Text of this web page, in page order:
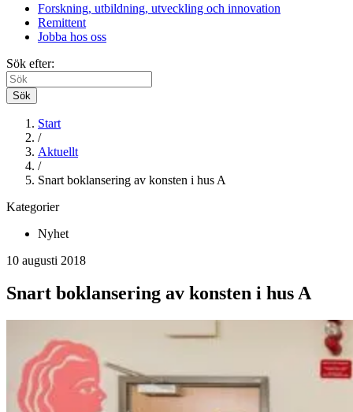
Forskning, utbildning, utveckling och innovation
Remittent
Jobba hos oss
Sök efter:
Sök
Start
/
Aktuellt
/
Snart boklansering av konsten i hus A
Kategorier
Nyhet
10 augusti 2018
Snart boklansering av konsten i hus A